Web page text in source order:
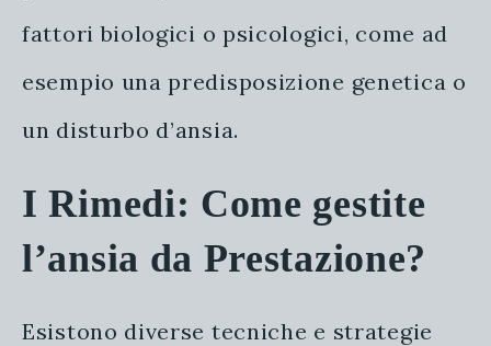
fattori biologici o psicologici, come ad
esempio una predisposizione genetica o
un disturbo d’ansia.
I Rimedi: Come gestite
l’ansia da Prestazione?
Esistono diverse tecniche e strategie